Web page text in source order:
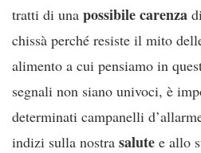
tratti di una possibile carenza
chissà perché resiste il mito
alimento a cui pensiamo in
segnali non siano univoci, è
determinati campanelli
indizi sulla nostra salute e allo